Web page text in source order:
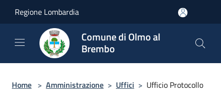
Regione Lombardia
Comune di Olmo al
Brembo
Home > Amministrazione > Uffici > Ufficio Protocollo